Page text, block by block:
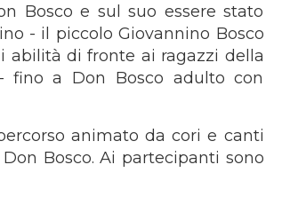
Bosco e sul suo essere stato
- il piccolo Giovannino Bosco
abilità di fronte ai ragazzi della
fino a Don Bosco adulto con
animato da cori e canti
Bosco. Ai partecipanti sono